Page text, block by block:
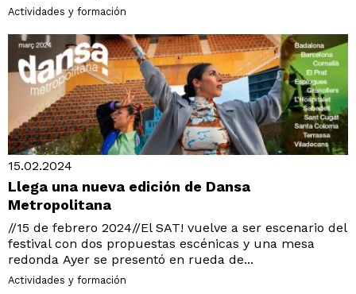
Actividades y formación
15.02.2024
Llega una nueva edición de Dansa
Metropolitana
//15 de febrero 2024//El SAT! vuelve a ser escenario del
festival con dos propuestas escénicas y una mesa
redonda Ayer se presentó en rueda de...
Actividades y formación